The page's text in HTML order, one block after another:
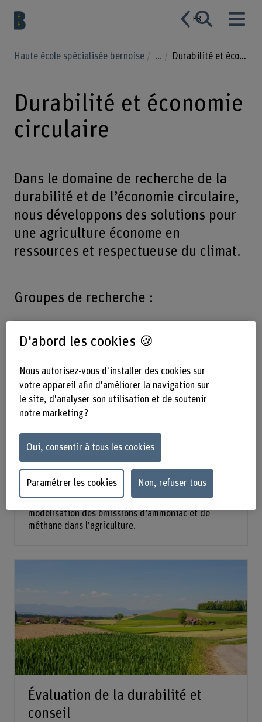
FR
Haute école spécialisée bernoise ... Durabilité et économie circulaire
Durabilité et économie
circulaire
Dans le domaine de recherche de la
durabilité et de l’économie circulaire,
nous développons des solutions pour
une agriculture économe en
ressources et respectueuse du climat.
Groupes de recherche :
Émissions gazeuses de
l’agriculture
modélisation des émissions d’ammoniac et de
méthane dans l’agriculture.
Évaluation de la durabilité et
conseil
D'abord les cookies 🍪
Nous autorisez-vous d'installer des cookies sur
votre appareil afin d'améliorer la navigation sur
le site, d'analyser son utilisation et de soutenir
notre marketing ?
Oui, consentir à tous les cookies
Paramétrer les cookies Non, refuser tous